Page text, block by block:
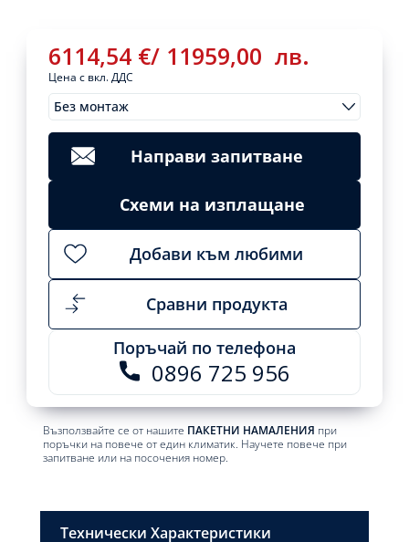
6114,54 €/ 11959,00 лв.
Цена с вкл. ДДС
Без монтаж
МонтажиClear
6114,54€/
11959,00
лв.Направи запитване
Схеми на изплащане
Добави към любими
Сравни продукта
Поръчай по телефона
0896 725 956
Възползвайте се от нашите ПАКЕТНИ НАМАЛЕНИЯ при
поръчки на повече от един климатик. Научете повече при
запитване или на посочения номер.
Технически Характеристики